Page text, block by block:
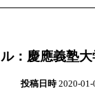
：慶應義塾
投稿日時2020-01-